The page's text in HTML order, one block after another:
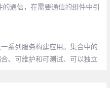
通信，在需要通信的组件中引
系列服务构建应用。集合中的
、可维护和可测试、可以独立